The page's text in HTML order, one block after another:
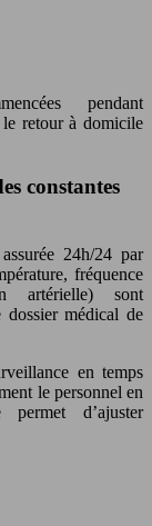
pendant
le retour à domicile
constantes
24h/24 par
fréquence
artérielle) sont
dossier médical de
en temps
le personnel en
permet d’ajuster